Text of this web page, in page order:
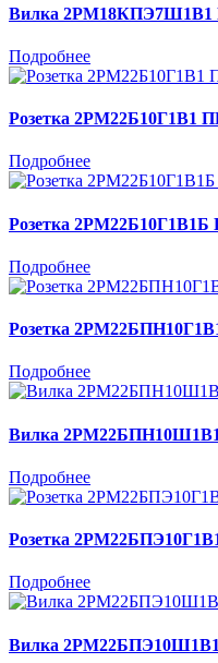
Вилка 2РМ18КПЭ7Ш1В1
Подробнее
Розетка 2РМ22Б10Г1В1
Подробнее
Розетка
Подробнее
Розетка
Подробнее
Вилка
Подробнее
Розетка
Подробнее
Вилка